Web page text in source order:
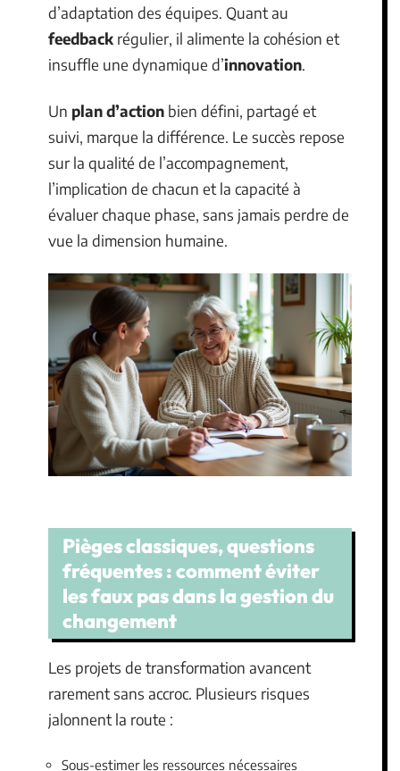
d’adaptation des équipes. Quant au
feedback régulier, il alimente la cohésion et
insuffle une dynamique d’innovation.
Un plan d’action bien défini, partagé et
suivi, marque la différence. Le succès repose
sur la qualité de l’accompagnement,
l’implication de chacun et la capacité à
évaluer chaque phase, sans jamais perdre de
vue la dimension humaine.
Pièges classiques, questions
fréquentes : comment éviter
les faux pas dans la gestion du
changement
Les projets de transformation avancent
rarement sans accroc. Plusieurs risques
jalonnent la route :
Sous-estimer les ressources nécessaires